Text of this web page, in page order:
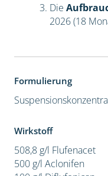
Die
2026 (18
Formulierung
Wirkstoff
508,8 g/l Flufenacet
500 g/l Aclonifen